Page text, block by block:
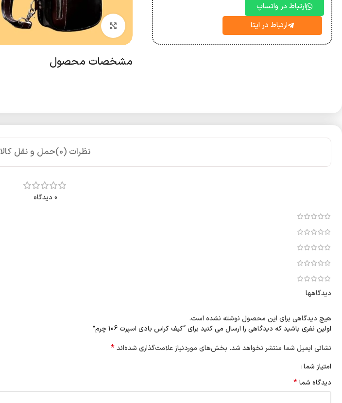
ارتباط در واتساپ
ارتباط در ایتا
بزرگنمایی تصویر
مشخصات محصول
نظرات (0) حمل و نقل کالا
0 دیدگاه
دیدگاهها
هیچ دیدگاهی برای این محصول نوشته نشده است.
اولین نفری باشید که دیدگاهی را ارسال می کنید برای “کیف کراس بادی اسپرت 106 چرم”
نشانی ایمیل شما منتشر نخواهد شد. بخش‌های موردنیاز علامت‌گذاری شده‌اند*
امتیاز شما
دیدگاه شما*